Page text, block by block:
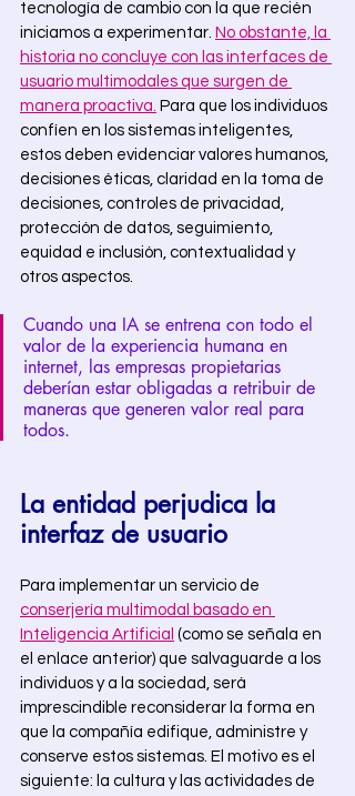
tecnología de cambio con la que recién
iniciamos a experimentar. No obstante, la
historia no concluye con las interfaces de
usuario multimodales que surgen de
manera proactiva. Para que los individuos
confíen en los sistemas inteligentes,
estos deben evidenciar valores humanos,
decisiones éticas, claridad en la toma de
decisiones, controles de privacidad,
protección de datos, seguimiento,
equidad e inclusión, contextualidad y
otros aspectos.
Cuando una IA se entrena con todo el
valor de la experiencia humana en
internet, las empresas propietarias
deberían estar obligadas a retribuir de
maneras que generen valor real para
todos.
La entidad perjudica la
interfaz de usuario
Para implementar un servicio de
conserjería multimodal basado en
Inteligencia Artificial (como se señala en
el enlace anterior) que salvaguarde a los
individuos y a la sociedad, será
imprescindible reconsiderar la forma en
que la compañía edifique, administre y
conserve estos sistemas. El motivo es el
siguiente: la cultura y las actividades de